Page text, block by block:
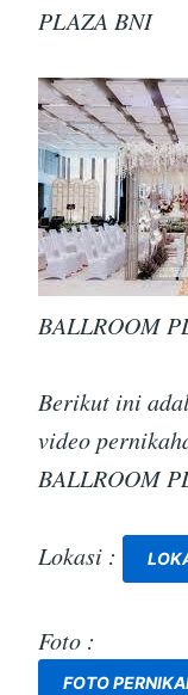
PLAZA BNI
BALLROOM
Berikut ini
video
BALLROOM
Lokasi :
Foto :
FOTO